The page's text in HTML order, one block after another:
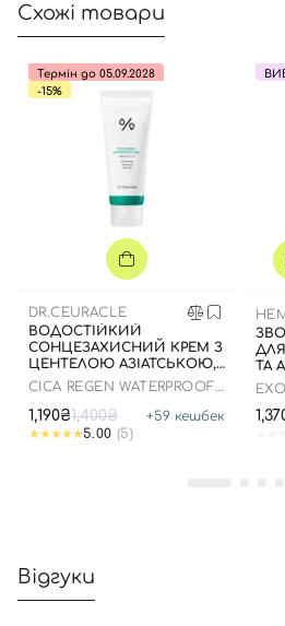
Схожі товари
Термін до 05.09.2028
-15%
DR.CEURACLE
ВОДОСТІЙКИЙ
СОНЦЕЗАХИСНИЙ КРЕМ З
ЦЕНТЕЛОЮ АЗІАТСЬКОЮ,
100 МЛ ДО 05.09.2028
CICA REGEN WATERPROOF
1,190₴1,400₴ +59 кешбек
5.00 (5)
ТА
МЛ
Відгуки
Увійти за